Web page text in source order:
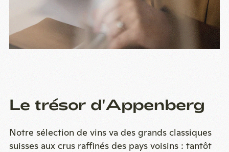
Le trésor d'Appenberg
Notre sélection de vins va des grands classiques
suisses aux crus raffinés des pays voisins : tantôt